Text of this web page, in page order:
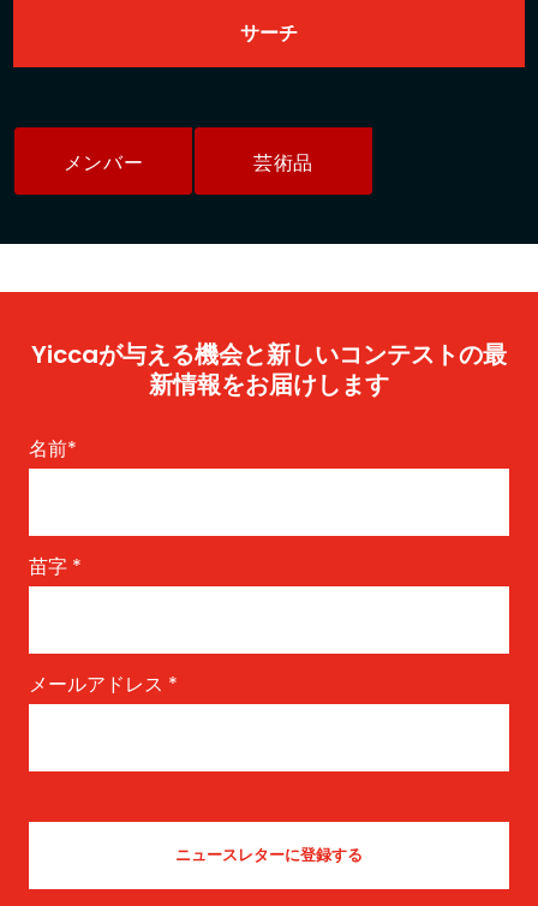
メンバー 芸術品
Yiccaが与える機会と新しいコンテストの最
新情報をお届けします
名前*
苗字 *
メールアドレス *